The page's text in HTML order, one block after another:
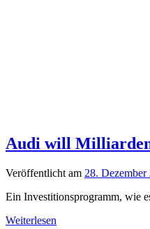
Audi will
Veröffentlicht am 28. Dezember
Ein Investitionsprogramm, wie
Weiterlesen